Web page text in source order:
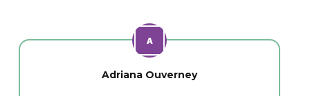
Adriana Ouverney